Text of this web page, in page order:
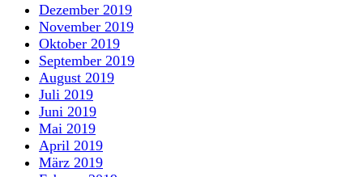
Dezember 2019
November 2019
Oktober 2019
September 2019
August 2019
Juli 2019
Juni 2019
Mai 2019
April 2019
März 2019